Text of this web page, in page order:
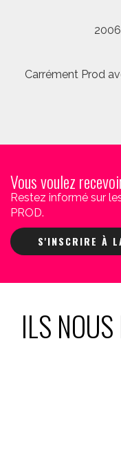
Carrément Prod
Vous voulez
Restez informé sur
PROD.
S'INSCRIRE À
ILS